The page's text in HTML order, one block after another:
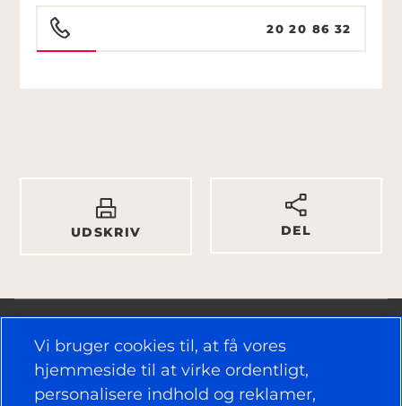
20 20 86 32
UDSKRIV DEL
Vi bruger cookies til, at få vores
hjemmeside til at virke ordentligt,
personalisere indhold og reklamer,